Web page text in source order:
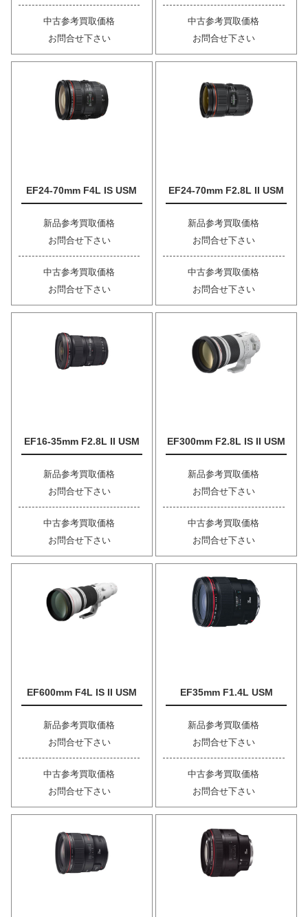
中古参考買取価格
お問合せ下さい
中古参考買取価格
お問合せ下さい
EF24-70mm F4L IS USM
新品参考買取価格
お問合せ下さい
中古参考買取価格
お問合せ下さい
EF24-70mm F2.8L II USM
新品参考買取価格
お問合せ下さい
中古参考買取価格
お問合せ下さい
EF16-35mm F2.8L II USM
新品参考買取価格
お問合せ下さい
中古参考買取価格
お問合せ下さい
EF300mm F2.8L IS II USM
新品参考買取価格
お問合せ下さい
中古参考買取価格
お問合せ下さい
EF600mm F4L IS II USM
新品参考買取価格
お問合せ下さい
中古参考買取価格
お問合せ下さい
EF35mm F1.4L USM
新品参考買取価格
お問合せ下さい
中古参考買取価格
お問合せ下さい